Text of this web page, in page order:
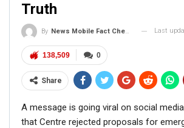
Truth
By News Mobile Fact Check Bureau Last
0
138,509
Share
A message is going viral on social
that Centre rejected proposals for